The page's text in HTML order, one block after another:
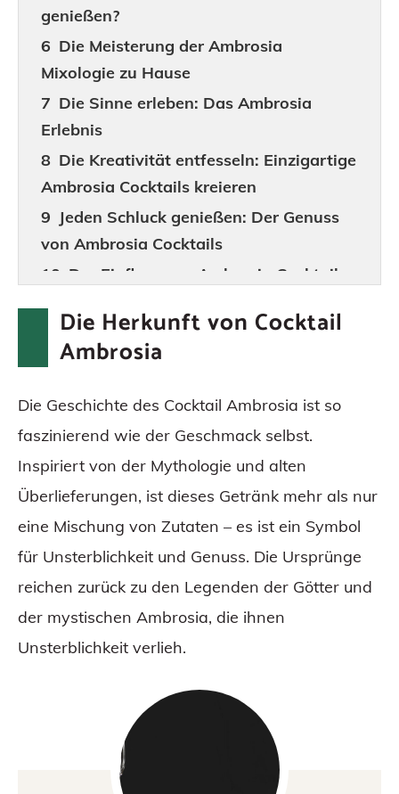
genießen?
Die Meisterung der Ambrosia
Mixologie zu Hause
Die Sinne erleben: Das Ambrosia
Erlebnis
Die Kreativität entfesseln: Einzigartige
Ambrosia Cocktails kreieren
Jeden Schluck genießen: Der Genuss
von Ambrosia Cocktails
Der Einfluss von Ambrosia Cocktails
Gesundheitsbewusste Ambrosia
Optionen
Variationen
Fazit
Häufig gestellte Fragen
Die Herkunft von Cocktail
Ambrosia
Die Geschichte des Cocktail Ambrosia ist so
faszinierend wie der Geschmack selbst.
Inspiriert von der Mythologie und alten
Überlieferungen, ist dieses Getränk mehr als nur
eine Mischung von Zutaten – es ist ein Symbol
für Unsterblichkeit und Genuss. Die Ursprünge
reichen zurück zu den Legenden der Götter und
der mystischen Ambrosia, die ihnen
Unsterblichkeit verlieh.